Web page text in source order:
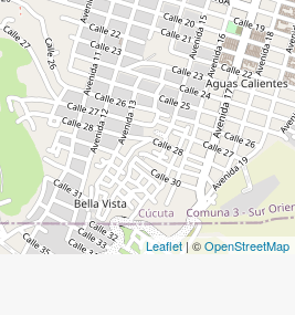
Leaflet| ©OpenStreetMap